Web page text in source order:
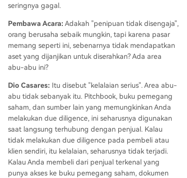
seringnya gagal.
Pembawa Acara: Adakah "penipuan tidak disengaja",
orang berusaha sebaik mungkin, tapi karena pasar
memang seperti ini, sebenarnya tidak mendapatkan
aset yang dijanjikan untuk diserahkan? Ada area
abu-abu ini?
Dio Casares: Itu disebut "kelalaian serius". Area abu-
abu tidak sebanyak itu. Pitchbook, buku pemegang
saham, dan sumber lain yang memungkinkan Anda
melakukan due diligence, ini seharusnya digunakan
saat langsung terhubung dengan penjual. Kalau
tidak melakukan due diligence pada pembeli atau
klien sendiri, itu kelalaian, seharusnya tidak terjadi.
Kalau Anda membeli dari penjual terkenal yang
punya akses ke buku pemegang saham, dokumen